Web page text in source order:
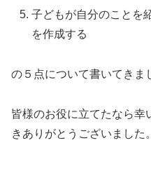
子どもが自分のことを
を作成する
の５点について書いてきま
皆様のお役に立てたなら幸
きありがとうございました。